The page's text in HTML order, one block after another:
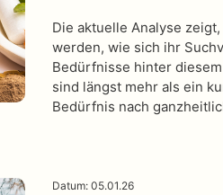
Die aktuelle Analyse
werden, wie sich ihr
Bedürfnisse hinter
sind längst mehr als ein
Bedürfnis nach
Datum: 05.01.26